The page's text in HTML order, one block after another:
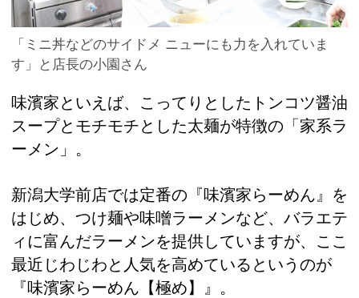
「ミニ丼などのサイドメ ニューにも力を入れていま
す」と店長の小園さん
味濱家といえば、こってりとしたトンコツ醤油
スープとモチモチとした太麺が特徴の「家系ラ
ーメン」。
新潟大学前店では定番の『味濱家らーめん』を
はじめ、つけ麺や味噌ラーメンなど、バラエテ
ィに富んだラーメンを提供していますが、ここ
最近じわじわと人気を高めているというのが
『味濱家らーめん【極め】』。